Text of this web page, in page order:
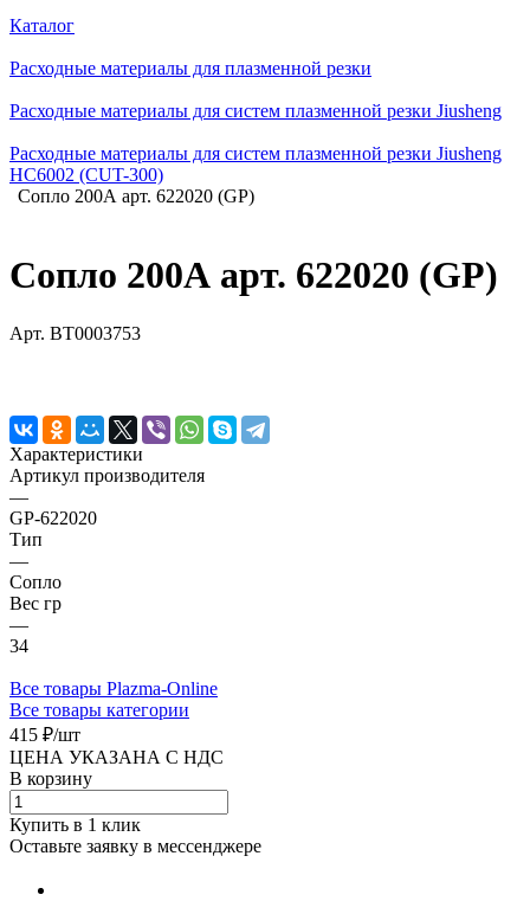
Каталог
Расходные материалы для плазменной резки
Расходные материалы для систем плазменной резки Jiusheng
Расходные материалы для систем плазменной резки Jiusheng
HC6002 (CUT-300)
Сопло 200А арт. 622020 (GP)
Сопло 200А арт. 622020 (GP)
Арт. BT0003753
Характеристики
Артикул производителя
—
GP-622020
Тип
—
Сопло
Вес гр
—
34
Все товары Plazma-Online
Все товары категории
415 ₽/шт
ЦЕНА УКАЗАНА С НДС
В корзину
Купить в 1 клик
Оставьте заявку в мессенджере